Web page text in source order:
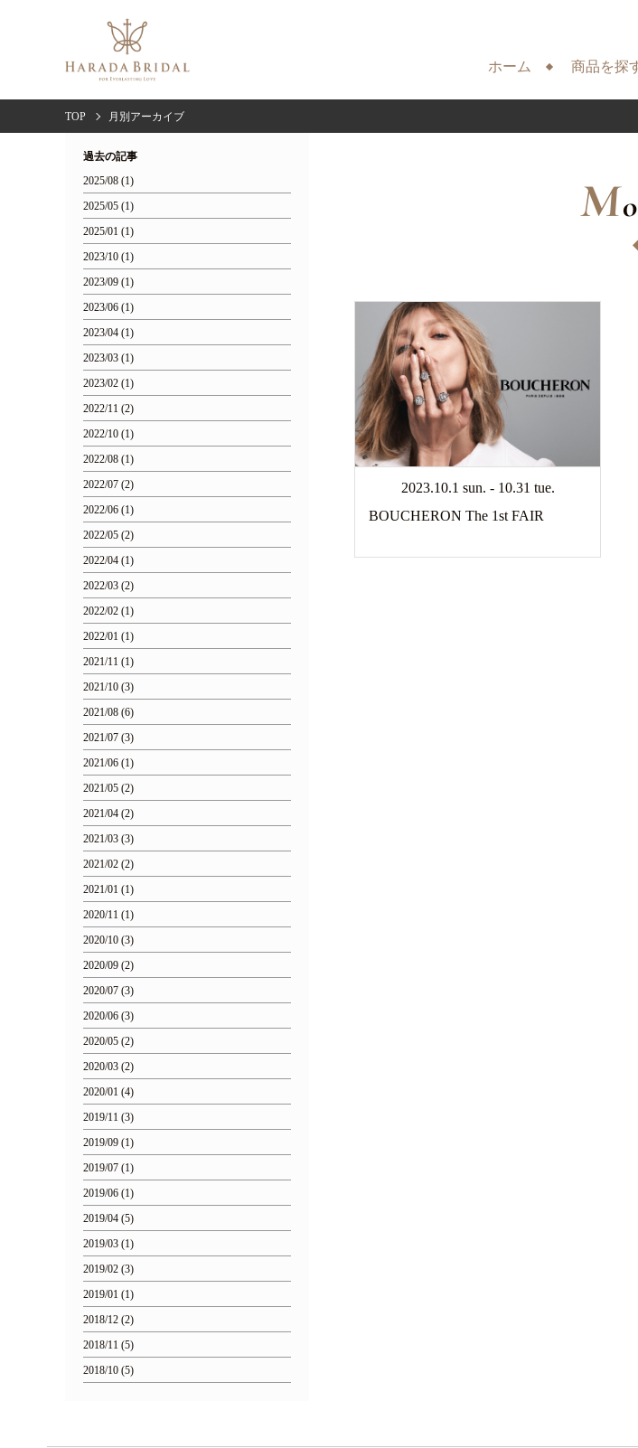
ホーム 商品を探
TOP 月別アーカイブ
M
2023.10.1 sun. - 10.31 tue.
BOUCHERON The 1st FAIR
過去の記事
2025/08 (1)
2025/05 (1)
2025/01 (1)
2023/10 (1)
2023/09 (1)
2023/06 (1)
2023/04 (1)
2023/03 (1)
2023/02 (1)
2022/11 (2)
2022/10 (1)
2022/08 (1)
2022/07 (2)
2022/06 (1)
2022/05 (2)
2022/04 (1)
2022/03 (2)
2022/02 (1)
2022/01 (1)
2021/11 (1)
2021/10 (3)
2021/08 (6)
2021/07 (3)
2021/06 (1)
2021/05 (2)
2021/04 (2)
2021/03 (3)
2021/02 (2)
2021/01 (1)
2020/11 (1)
2020/10 (3)
2020/09 (2)
2020/07 (3)
2020/06 (3)
2020/05 (2)
2020/03 (2)
2020/01 (4)
2019/11 (3)
2019/09 (1)
2019/07 (1)
2019/06 (1)
2019/04 (5)
2019/03 (1)
2019/02 (3)
2019/01 (1)
2018/12 (2)
2018/11 (5)
2018/10 (5)